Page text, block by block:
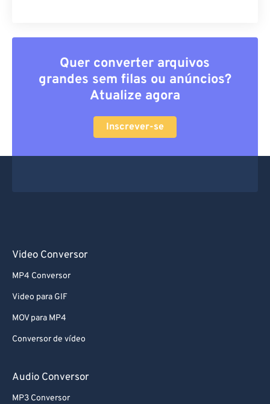
Quer converter arquivos
grandes sem filas ou anúncios?
Atualize agora
Inscrever-se
Video Conversor
MP4 Conversor
Video para GIF
MOV para MP4
Conversor de vídeo
Audio Conversor
MP3 Conversor